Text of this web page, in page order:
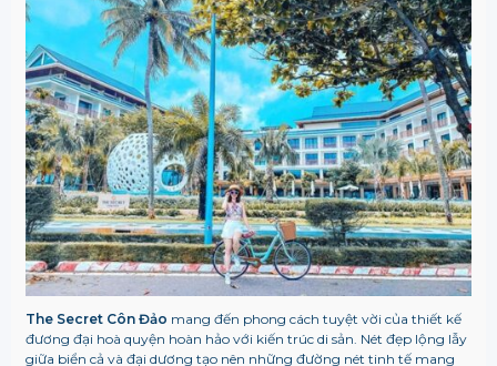
The Secret Côn Đảo mang đến phong cách tuyệt vời của thiết kế
đương đại hoà quyện hoàn hảo với kiến trúc di sản. Nét đẹp lộng lẫy
giữa biển cả và đại dương tạo nên những đường nét tinh tế mang